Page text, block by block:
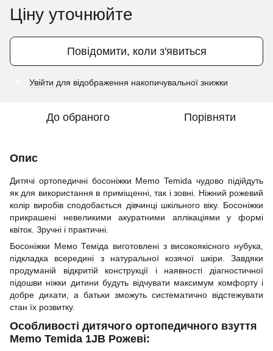
Ціну уточнюйте
Повідомити, коли з'явиться
Увійти для відображення накопичувальної знижки
До обраного Порівняти
Опис
Дитячі ортопедичні босоніжки Memo Temida чудово підійдуть
як для використання в приміщенні, так і зовні. Ніжний рожевий
колір виробів сподобається дівчинці шкільного віку. Босоніжки
прикрашені невеликими акуратними аплікаціями у формі
квіток. Зручні і практичні.
Босоніжки Мемо Теміда виготовлені з високоякісного нубука,
підкладка всередині з натуральної козячої шкіри. Завдяки
продуманій відкритій конструкції і наявності діагностичної
підошви ніжки дитини будуть відчувати максимум комфорту і
добре дихати, а батьки зможуть систематично відстежувати
стан їх розвитку.
Особливості дитячого ортопедичного взуття
Memo Temida 1JB Рожеві: